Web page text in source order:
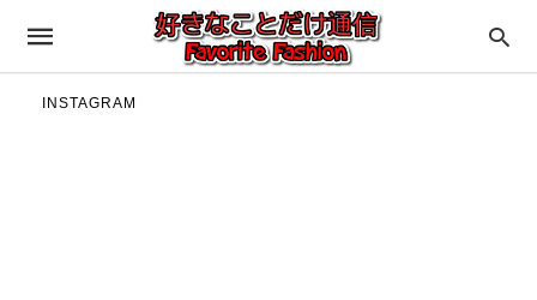
INSTAGRAM